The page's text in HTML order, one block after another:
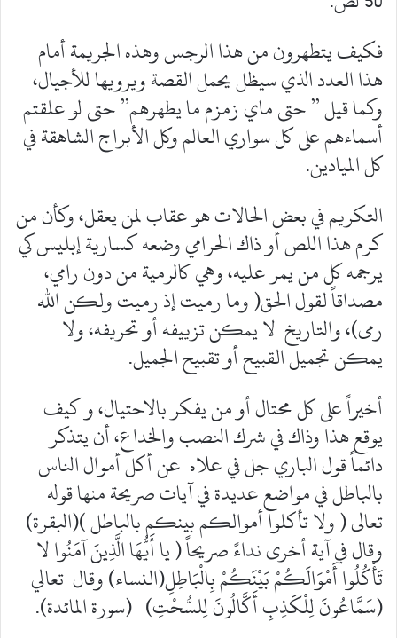
فكيف يتطهرون من هذا الرجس وهذه الجريمة أمام
هذا العدد الذي سيظل يحمل القصة ويرويها للأجيال،
وكما قيل ” حتى ماي زمزم ما يطهرهم” حتى لو علقتم
أسماءهم على كل سواري العالم وكل الأبراج الشاهقة في
كل الميادين.
التكريم في بعض الحالات هو عقاب لمن يعقل، وكأن من
كرم هذا اللص أو ذاك الحرامي وضعه كسارية إبليس كي
يرجمه كل من يمر عليه، وهي كالرمية من دون رامي،
مصداقاً لقول الحق( وما رميت إذ رميت ولكن الله
رمى)، والتاريخ لا يمكن تزييفه أو تحريفه، ولا
يمكن تجميل القبيح أو تقبيح الجميل.
أخيراً على كل محتال أو من يفكر بالاحتيال، و كيف
يوقع هذا وذاك في شرك النصب والخداع، أن يتذكر
دائماً قول الباري جل في علاه عن أكل أموال الناس
بالباطل في مواضع عديدة في آيات صريحة منها قوله
تعالى ( ولا تأكلوا أموالكم بينكم بالباطل )(البقرة)
وقال في آية أخرى نداءً صريحاً ( يا أَيُّهَا الَّذِينَ آمَنُوا لا
تَأْكُلُوا أَمْوَالَكُمْ بَيْنَكُمْ بِالْبَاطِلِ(النساء) وقال تعالي
(سَمَّاعُونَ لِلْكَذِبِ أَكَّالُونَ لِلسُّحْتِ) (سورة المائدة).